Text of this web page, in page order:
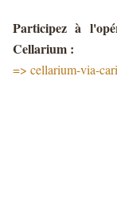
Participez à
Cellarium :
=> cellarium-via-